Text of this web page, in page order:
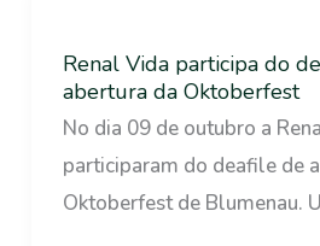
Renal Vida participa do
abertura da Oktoberfest
No dia 09 de outubro a
participaram do deafile de
Oktoberfest de Blumenau.
participa